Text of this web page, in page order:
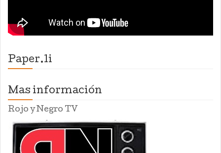
Paper.li
Mas información
Rojo y Negro TV